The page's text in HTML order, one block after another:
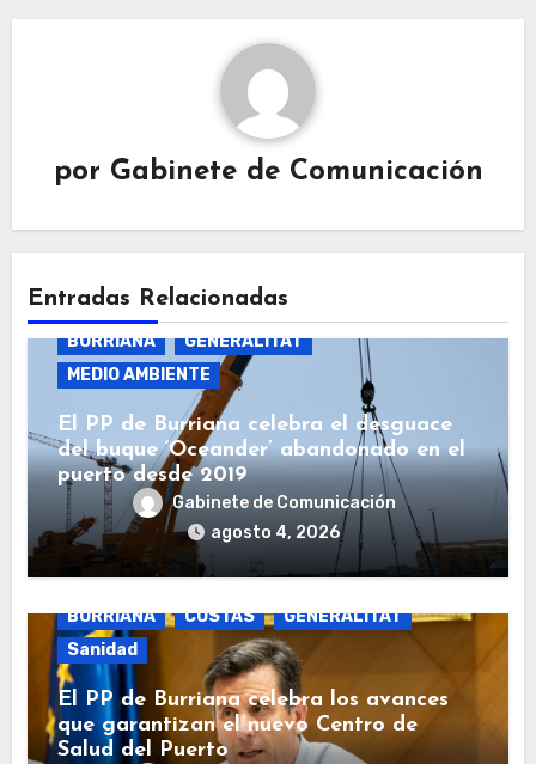
por Gabinete de Comunicación
Entradas Relacionadas
BURRIANA
GENERALITAT
MEDIO AMBIENTE
El PP de Burriana celebra el desguace
del buque ‘Oceander’ abandonado en el
puerto desde 2019
Gabinete de Comunicación
agosto 4, 2026
BURRIANA COSTAS
GENERALITAT
Sanidad
El PP de Burriana celebra los avances
que garantizan el nuevo Centro de
Salud del Puerto